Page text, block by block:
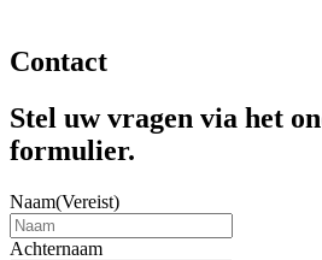
Contact
Stel uw vragen via het
formulier.
Naam(Vereist)
Achternaam